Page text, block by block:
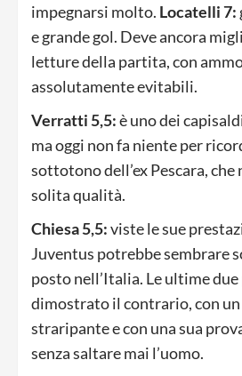
impegnarsi molto. Locatelli 7:
e grande gol. Deve ancora
letture della partita, con
assolutamente evitabili.
Verratti 5,5:è uno dei
ma oggi non fa niente per
sottotono dell’ex Pescara, che
solita qualità.
Chiesa 5,5:viste le sue
Juventus potrebbe sembrare
posto nell’Italia. Le ultime
dimostrato il contrario, con
straripante e con una sua
senza saltare mai l’uomo.